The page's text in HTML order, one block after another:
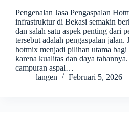
Pengenalan Jasa Pengaspalan
infrastruktur di Bekasi semakin
dan salah satu aspek penting dari
tersebut adalah pengaspalan jalan.
hotmix menjadi pilihan utama
karena kualitas dan daya
campuran aspal…
langen
Februari 5, 2026